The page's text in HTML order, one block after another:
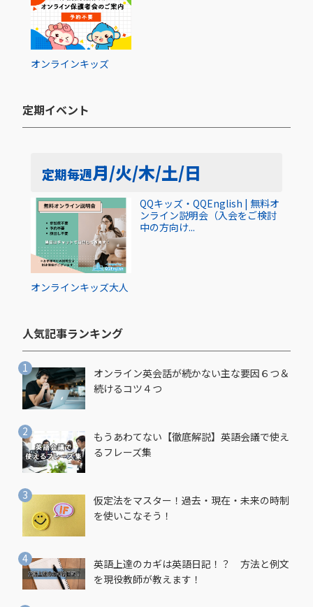
オンラインキッズ
定期イベント​
定期毎週月/火/木/土/日
オンラインキッズ大人
QQキッズ・QQEnglish | 無料オ
ンライン説明会（入会をご検討
中の方向け...
人気記事ランキング​
オンライン英会話が続かない主な要因６つ＆
続けるコツ４つ
もうあわてない【徹底解説】英語会議で使え
るフレーズ集
仮定法をマスター！過去・現在・未来の時制
を使いこなそう！
英語上達のカギは英語日記！？ 方法と例文
を現役教師が教えます！